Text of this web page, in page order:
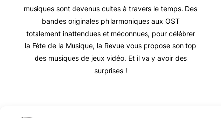
musiques sont devenus cultes à travers le temps. Des
bandes originales philarmoniques aux OST
totalement inattendues et méconnues, pour célébrer
la Fête de la Musique, la Revue vous propose son top
des musiques de jeux vidéo. Et il va y avoir des
surprises !